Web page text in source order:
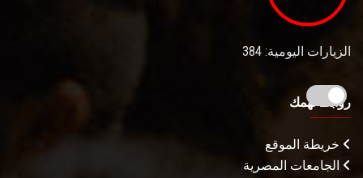
الزيارات اليومية: 384
روابط تهمك
خريطة الموقع
الجامعات المصرية